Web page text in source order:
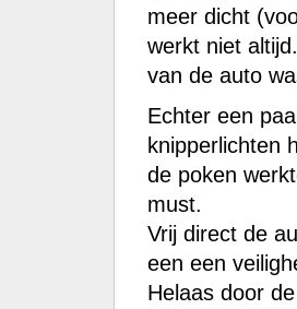
meer dicht
werkt niet
van de auto
Echter een
knipperlichten
de poken
must.
Vrij direct de
een een
Helaas door